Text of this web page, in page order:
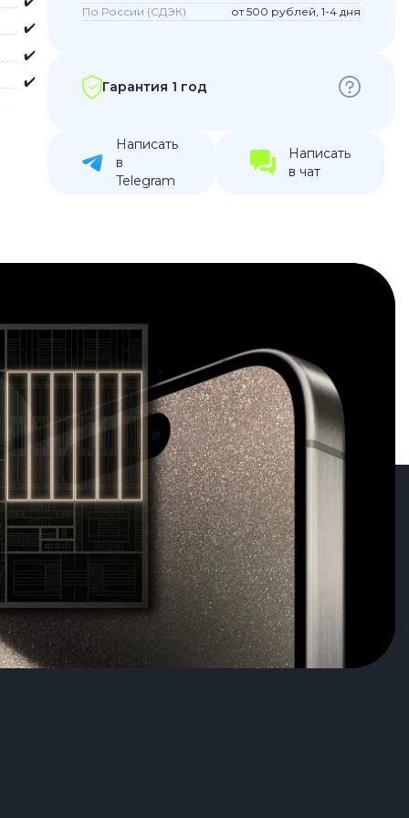
держатели
✔️
✔️
✔️
По России (СДЭК)
от 500 рублей, 1-4 дня
Гарантия 1 год
Написать
в
Telegram
Написать
в чат